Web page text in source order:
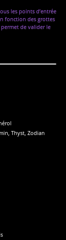
les points d’entrée
fonction des grottes
de valider le
Thyst, Zodian